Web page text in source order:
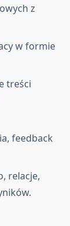
z
w formie
treści
feedback
relacje,